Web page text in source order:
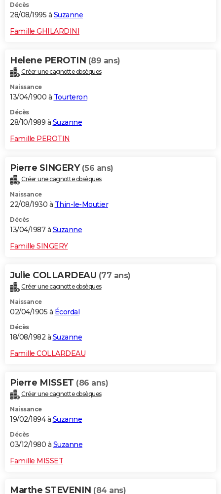
Décès
28/08/1995 à Suzanne
Famille GHILARDINI
Helene PEROTIN (89 ans)
Créer une cagnotte obsèques
Naissance
13/04/1900 à Tourteron
Décès
28/10/1989 à Suzanne
Famille PEROTIN
Pierre SINGERY (56 ans)
Créer une cagnotte obsèques
Naissance
22/08/1930 à Thin-le-Moutier
Décès
13/04/1987 à Suzanne
Famille SINGERY
Julie COLLARDEAU (77 ans)
Créer une cagnotte obsèques
Naissance
02/04/1905 à Écordal
Décès
18/08/1982 à Suzanne
Famille COLLARDEAU
Pierre MISSET (86 ans)
Créer une cagnotte obsèques
Naissance
19/02/1894 à Suzanne
Décès
03/12/1980 à Suzanne
Famille MISSET
Marthe STEVENIN (84 ans)